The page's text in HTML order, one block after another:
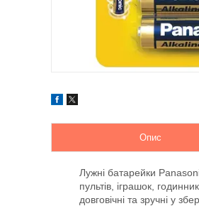
Опис
Лужні батарейки
пультів, іграшок,
довговічні та зручні у